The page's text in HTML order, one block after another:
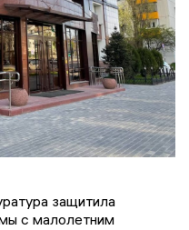
защитила
с малолетним